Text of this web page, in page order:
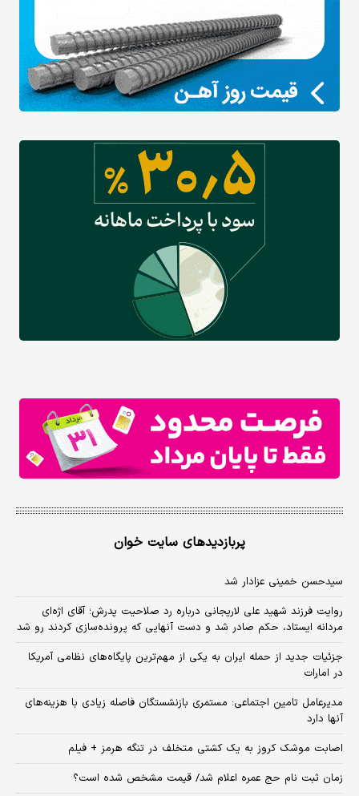
پربازدیدهای سایت خوان
سیدحسن خمینی عزادار شد
روایت فرزند شهید علی لاریجانی درباره رد صلاحیت پدرش؛ آقای اژه‌ای
مردانه ایستاد، حکم صادر شد و دست آنهایی که پرونده‌سازی کردند رو شد
جزئیات جدید از حمله ایران به یکی از مهم‌ترین پایگاه‌های نظامی آمریکا
در امارات
مدیرعامل تامین اجتماعی: مستمری بازنشستگان فاصله زیادی با هزینه‌های
آنها دارد
اصابت موشک کروز به یک کشتی متخلف در تنگه هرمز + فیلم
زمان ثبت‌ نام حج عمره اعلام شد/ قیمت مشخص شده است؟